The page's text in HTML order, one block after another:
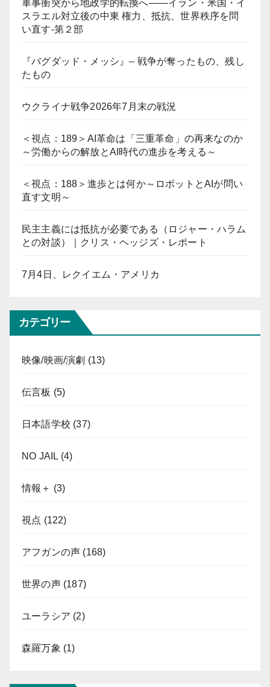
軍事衝突から地政学的転換へ――イラン・米国・イ
スラエル対立後の中東 権力、抵抗、世界秩序を問
い直す-第２部
『バグダッド・メッシ』– 戦争が奪ったもの、残し
たもの
ウクライナ戦争2026年7月末の戦況
＜視点：189＞AI革命は「三重革命」の再来なのか
～労働からの解放とAI時代の進歩を考える～
＜視点：188＞進歩とは何か～ロボットとAIが問い
直す文明～
民主主義には抵抗が必要である（ロジャー・ハラム
との対談）｜クリス・ヘッジズ・レポート
7月4日、レクイエム・アメリカ
カテゴリー
映像/映画/演劇 (13)
伝言板 (5)
日本語学校 (37)
NO JAIL (4)
情報＋ (3)
視点 (122)
アフガンの声 (168)
世界の声(187)
ユーラシア (2)
森羅万象 (1)